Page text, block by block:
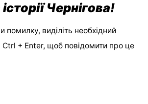
Чернігова!
помилку, виділіть необхідний
Ctrl + Enter, щоб повідомити про це